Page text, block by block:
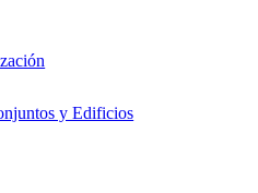
y Edificios